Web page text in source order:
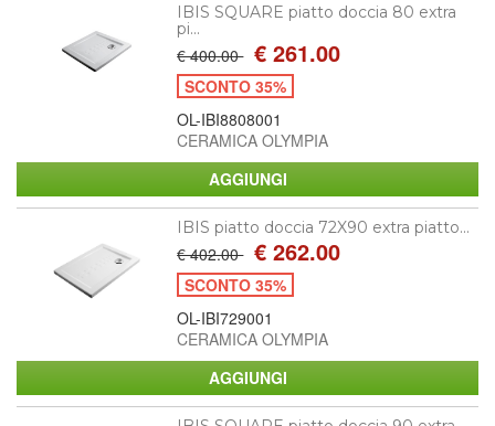
IBIS SQUARE piatto doccia 80 extra
pi...
€ 400.00 € 261.00
SCONTO 35%
OL-IBI8808001
CERAMICA OLYMPIA
IBIS piatto doccia 72X90 extra piatto...
€ 402.00 € 262.00
SCONTO 35%
OL-IBI729001
CERAMICA OLYMPIA